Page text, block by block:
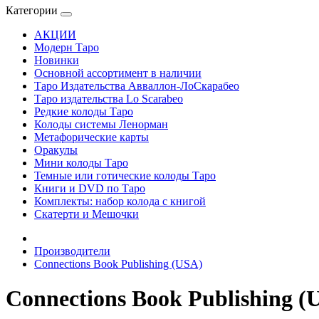
Категории
АКЦИИ
Модерн Таро
Новинки
Основной ассортимент в наличии
Таро Издательства Авваллон-ЛоСкарабео
Таро издательства Lo Scarabeo
Редкие колоды Таро
Колоды системы Ленорман
Метафорические карты
Оракулы
Мини колоды Таро
Темные или готические колоды Таро
Книги и DVD по Таро
Комплекты: набор колода с книгой
Скатерти и Мешочки
Производители
Connections Book Publishing (USA)
Connections Book Publishing